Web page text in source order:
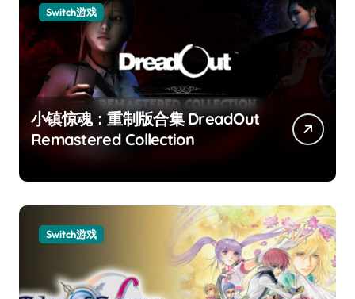
Switch游戏
小镇惊魂：重制版合集 DreadOut
Remastered Collection
Switch游戏